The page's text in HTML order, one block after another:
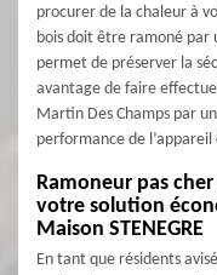
procurer de la chaleur à
bois doit être ramoné par
permet de préserver la
avantage de faire
Martin Des Champs par
performance de
Ramoneur pas
votre solution
Maison STENEGRE
En tant que résidents